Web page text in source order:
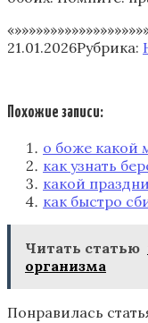
21.01.2026Рубрика:
Похожие записи:
о боже какой
как узнать
какой
как быстро
Читать статью
организма
Понравилась